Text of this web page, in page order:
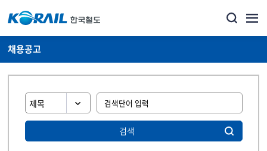
채용공고
검색